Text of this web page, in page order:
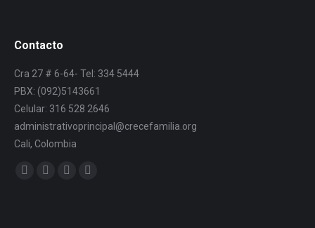
Contacto
Cra 27 # 6-64- Tel: 334 5444
PBX: (092)5143661
Celular: 316 528 2646
administrativoprincipal@crecefamilia.org
Cali, Colombia
Find us on: